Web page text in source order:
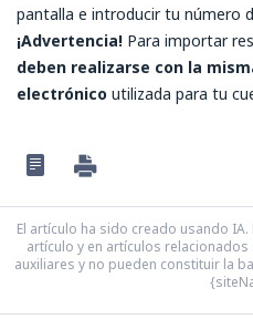
pantalla e introducir tu número
¡Advertencia! Para importar
deben realizarse con la
electrónico utilizada para tu
El artículo ha sido creado usando
artículo y en artículos
auxiliares y no pueden constituir la